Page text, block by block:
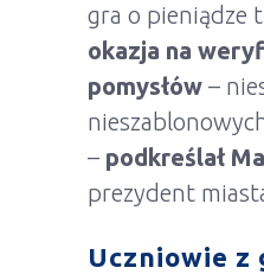
gra o pieniądze
okazja na
pomysłów –
– podkreślał
prezydent
Uczniowie z